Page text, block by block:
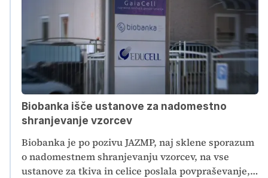
Biobanka išče ustanove za nadomestno
shranjevanje vzorcev
Biobanka je po pozivu JAZMP, naj sklene sporazum
o nadomestnem shranjevanju vzorcev, na vse
ustanove za tkiva in celice poslala povpraševanje,